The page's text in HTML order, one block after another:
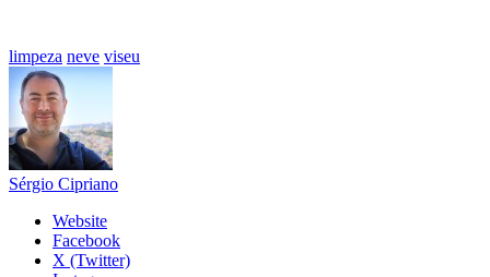
limpeza neve viseu
Sérgio Cipriano
Website
Facebook
X (Twitter)